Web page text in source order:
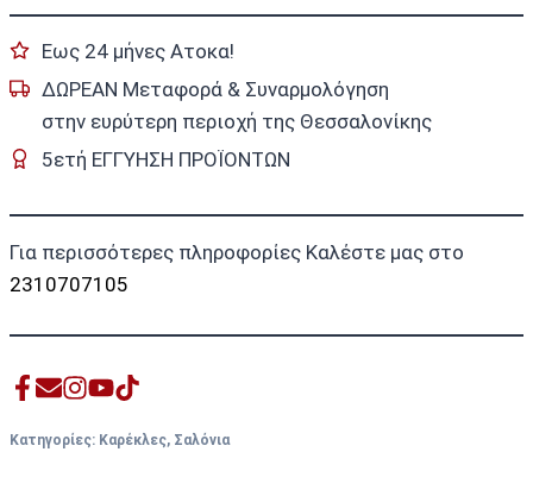
Εως 24 μήνες Ατοκα!
ΔΩΡΕΑΝ Μεταφορά & Συναρμολόγηση
στην ευρύτερη περιοχή της Θεσσαλονίκης
5ετή ΕΓΓΥΗΣΗ ΠΡΟΪΟΝΤΩΝ
Για περισσότερες πληροφορίες Καλέστε μας στο
2310707105
Κατηγορίες: Καρέκλες, Σαλόνια